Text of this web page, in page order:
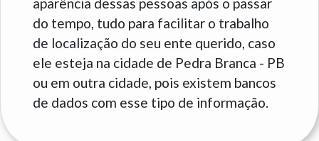
aparência dessas pessoas após o passar
do tempo, tudo para facilitar o trabalho
de localização do seu ente querido, caso
ele esteja na cidade de Pedra Branca - PB
ou em outra cidade, pois existem bancos
de dados com esse tipo de informação.